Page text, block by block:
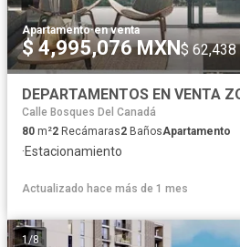
Apartamento·en venta
$ 4,995,076 MXN$
Calle Bosques Del Canadá
80 m²2 Recámaras2 BañosApartamento
·Estacionamiento
Actualizado hace más de 1 mes
1/8